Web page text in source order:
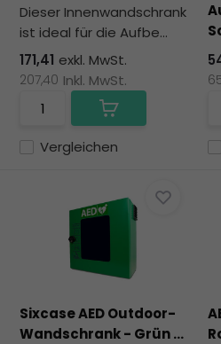
Dieser Innenwandschrank
ist ideal für die Aufbe...
Vergleichen
171,41 exkl. MwSt.
207,40 Inkl. MwSt.
Sixcase AED Outdoor-
Wandschrank - Grün ...